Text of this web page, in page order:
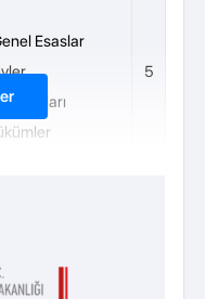
Esaslar
5